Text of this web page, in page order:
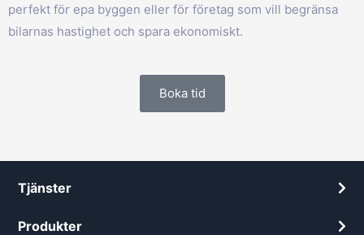
perfekt för epa byggen eller för företag som vill begränsa
bilarnas hastighet och spara ekonomiskt.
Boka tid
Tjänster
Produkter